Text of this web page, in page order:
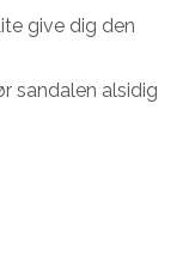
give dig den
sandalen alsidig